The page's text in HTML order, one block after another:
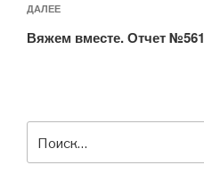
Следующая
запись
ДАЛЕЕ
Вяжем вместе. Отчет №561